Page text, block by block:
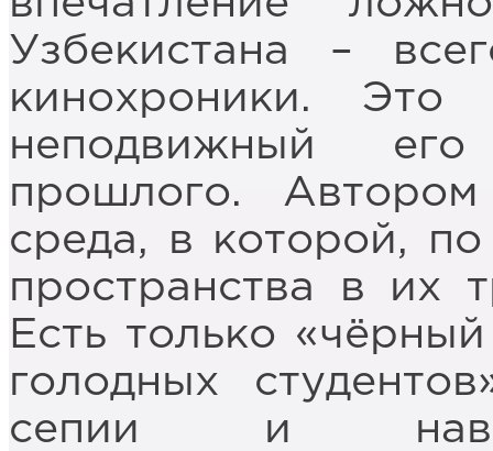
Узбекистана –
кинохроники.
неподвижный
прошлого. Автором
среда, в которой,
пространства в их
Есть только
голодных
сепии и